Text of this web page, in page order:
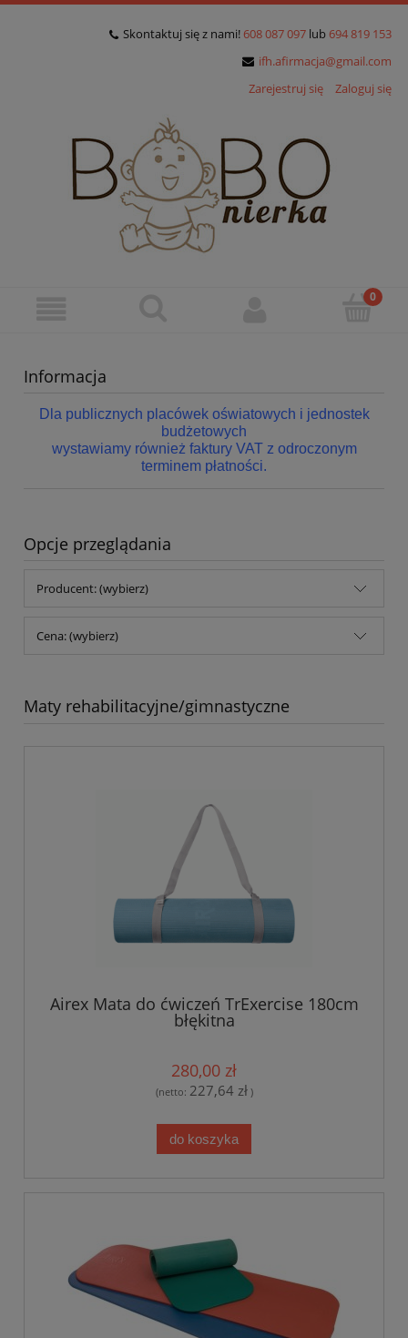
Skontaktuj się z nami! 608 087 097 lub 694 819 153
ifh.afirmacja@gmail.com
Zarejestruj się
Zaloguj się
Informacja
Dla publicznych placówek oświatowych i jednostek
budżetowych
wystawiamy również faktury VAT z odroczonym
terminem płatności.
Opcje przeglądania
Producent: (wybierz)
Cena: (wybierz)
Maty rehabilitacyjne/gimnastyczne
Airex Mata do ćwiczeń TrExercise 180cm
błękitna
280,00 zł
(netto: 227,64 zł)
do koszyka